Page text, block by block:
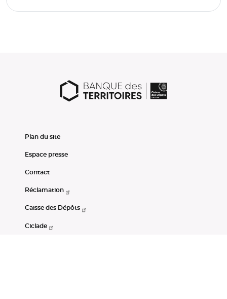
Plan du site
Espace presse
Contact
Réclamation
Caisse des Dépôts
Ciclade